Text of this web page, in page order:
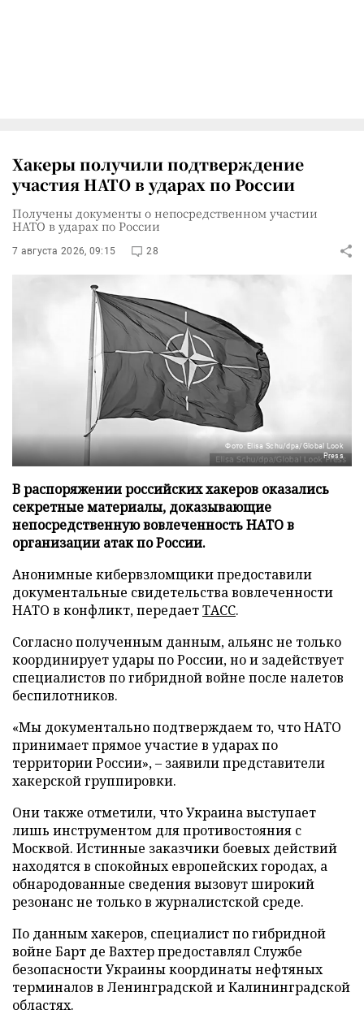
Хакеры получили подтверждение
участия НАТО в ударах по России
Получены документы о непосредственном участии
НАТО в ударах по России
7 августа 2026, 09:15 28
Фото: Elisa Schu/dpa/Global Look
Press
В распоряжении российских хакеров оказались
секретные материалы, доказывающие
непосредственную вовлеченность НАТО в
организации атак по России.
Анонимные кибервзломщики предоставили
документальные свидетельства вовлеченности
НАТО в конфликт, передаетТАСС.
Согласно полученным данным, альянс не только
координирует удары по России, но и задействует
специалистов по гибридной войне после налетов
беспилотников.
«Мы документально подтверждаем то, что НАТО
принимает прямое участие в ударах по
территории России», – заявили представители
хакерской группировки.
Они также отметили, что Украина выступает
лишь инструментом для противостояния с
Москвой. Истинные заказчики боевых действий
находятся в спокойных европейских городах, а
обнародованные сведения вызовут широкий
резонанс не только в журналистской среде.
По данным хакеров, специалист по гибридной
войне Барт де Вахтер предоставлял Службе
безопасности Украины координаты нефтяных
терминалов в Ленинградской и Калининградской
областях.